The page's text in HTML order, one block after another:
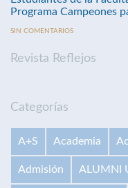
Programa Campeones
SIN COMENTARIOS
Revista Reflejos
Categorías
A+S Academia
Admisión ALUMNI